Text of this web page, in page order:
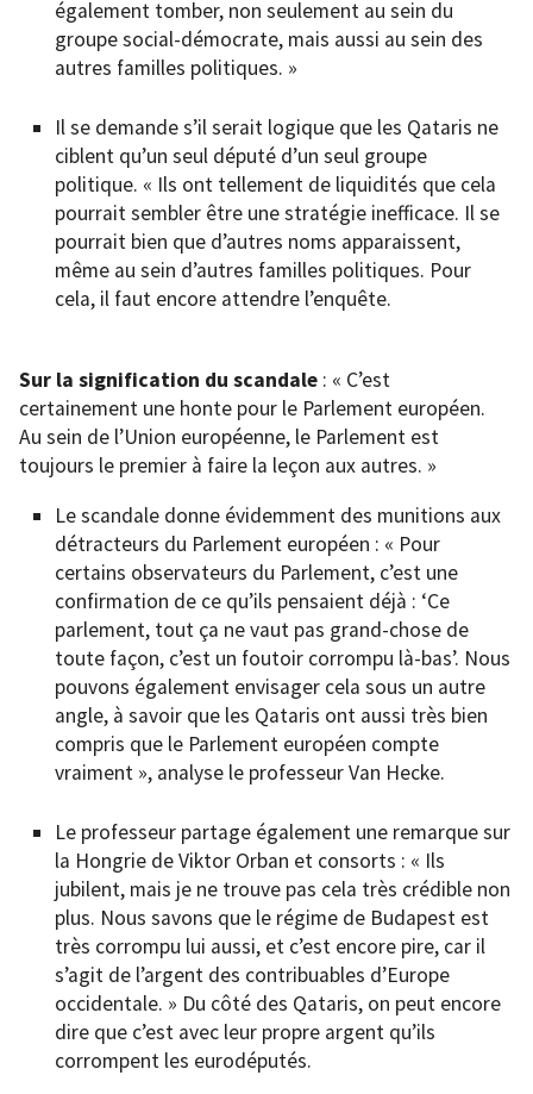
également tomber, non seulement au sein du
groupe social-démocrate, mais aussi au sein des
autres familles politiques. »
Il se demande s’il serait logique que les Qataris ne
ciblent qu’un seul député d’un seul groupe
politique. « Ils ont tellement de liquidités que cela
pourrait sembler être une stratégie inefficace. Il se
pourrait bien que d’autres noms apparaissent,
même au sein d’autres familles politiques. Pour
cela, il faut encore attendre l’enquête.
Sur la signification du scandale : « C’est
certainement une honte pour le Parlement européen.
Au sein de l’Union européenne, le Parlement est
toujours le premier à faire la leçon aux autres. »
Le scandale donne évidemment des munitions aux
détracteurs du Parlement européen : « Pour
certains observateurs du Parlement, c’est une
confirmation de ce qu’ils pensaient déjà : ‘Ce
parlement, tout ça ne vaut pas grand-chose de
toute façon, c’est un foutoir corrompu là-bas’. Nous
pouvons également envisager cela sous un autre
angle, à savoir que les Qataris ont aussi très bien
compris que le Parlement européen compte
vraiment », analyse le professeur Van Hecke.
Le professeur partage également une remarque sur
la Hongrie de Viktor Orban et consorts : « Ils
jubilent, mais je ne trouve pas cela très crédible non
plus. Nous savons que le régime de Budapest est
très corrompu lui aussi, et c’est encore pire, car il
s’agit de l’argent des contribuables d’Europe
occidentale. » Du côté des Qataris, on peut encore
dire que c’est avec leur propre argent qu’ils
corrompent les eurodéputés.